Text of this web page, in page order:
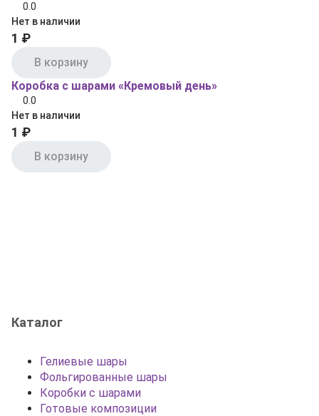
0.0
Нет в наличии
1 ₽
В корзину
Коробка с шарами «Кремовый день»
0.0
Нет в наличии
1 ₽
В корзину
Каталог
Гелиевые шары
Фольгированные шары
Коробки с шарами
Готовые композиции